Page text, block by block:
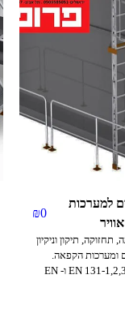
למערכות
₪0
תיקון וניקיון
ומערכות הקפאה.
הפלטפורמות תוכננו בהתאם לתקני EN 131-1,2,3 ו- EN